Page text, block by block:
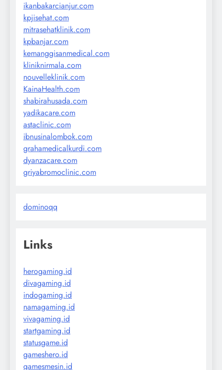
ikanbakarcianjur.com
kpjisehat.com
mitrasehatklinik.com
kpbanjar.com
kemanggisanmedical.com
kliniknirmala.com
nouvelleklinik.com
KainaHealth.com
shabirahusada.com
yadikacare.com
astaclinic.com
ibnusinalombok.com
grahamedicalkurdi.com
dyanzacare.com
griyabromoclinic.com
dominoqq
Links
herogaming.id
divagaming.id
indogaming.id
namagaming.id
vivagaming.id
startgaming.id
statusgame.id
gameshero.id
gamesmesin.id